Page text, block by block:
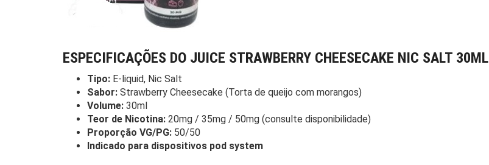
ESPECIFICAÇÕES DO JUICE STRAWBERRY CHEESECAKE NIC SALT 30ML
Tipo: E-liquid, Nic Salt
Sabor: Strawberry Cheesecake (Torta de queijo com morangos)
Volume: 30ml
Teor de Nicotina: 20mg / 35mg / 50mg (consulte disponibilidade)
Proporção VG/PG: 50/50
Indicado para dispositivos pod system